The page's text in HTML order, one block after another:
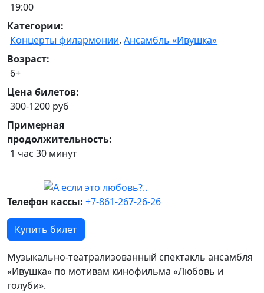
19:00
Категории:
Концерты филармонии, Ансамбль «Ивушка»
Возраст:
6+
Цена билетов:
300-1200 руб
Примерная
продолжительность:
1 час 30 минут
Телефон кассы: +7-861-267-26-26
Купить билет
Музыкально-театрализованный спектакль ансамбля
«Ивушка» по мотивам кинофильма «Любовь и
голуби».